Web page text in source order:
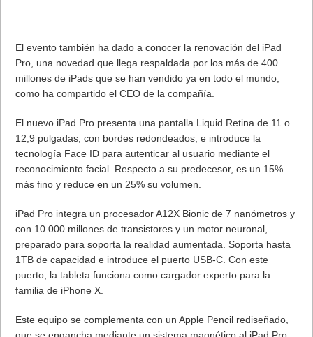
El evento también ha dado a conocer la renovación del iPad
Pro, una novedad que llega respaldada por los más de 400
millones de iPads que se han vendido ya en todo el mundo,
como ha compartido el CEO de la compañía.
El nuevo iPad Pro presenta una pantalla Liquid Retina de 11 o
12,9 pulgadas, con bordes redondeados, e introduce la
tecnología Face ID para autenticar al usuario mediante el
reconocimiento facial. Respecto a su predecesor, es un 15%
más fino y reduce en un 25% su volumen.
iPad Pro integra un procesador A12X Bionic de 7 nanómetros y
con 10.000 millones de transistores y un motor neuronal,
preparado para soporta la realidad aumentada. Soporta hasta
1TB de capacidad e introduce el puerto USB-C. Con este
puerto, la tableta funciona como cargador experto para la
familia de iPhone X.
Este equipo se complementa con un Apple Pencil rediseñado,